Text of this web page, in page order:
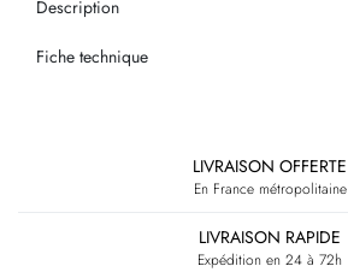
Description
Fiche technique
LIVRAISON OFFERTE
En France métropolitaine
LIVRAISON RAPIDE
Expédition en 24 à 72h